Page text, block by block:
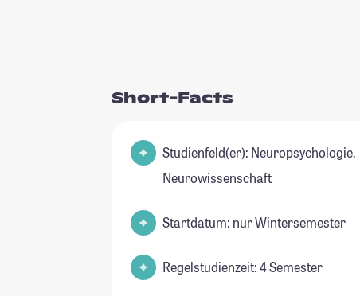
Short-Facts
Studienfeld(er): Neuropsychologie,
Neurowissenschaft
Startdatum: nur Wintersemester
Regelstudienzeit: 4 Semester